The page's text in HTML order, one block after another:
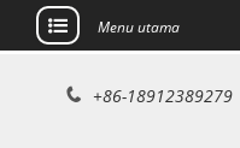
Menu utama
+86-18912389279